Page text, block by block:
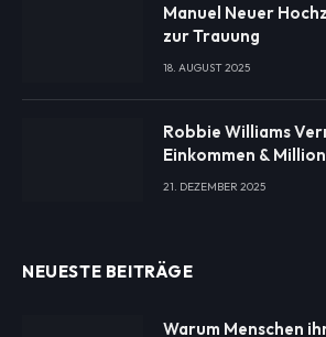
Manuel Neuer
zur Trauung
18. AUGUST 2025
Robbie Williams
Einkommen &
21. DEZEMBER 2025
NEUESTE BEITRÄGE
Warum Menschen